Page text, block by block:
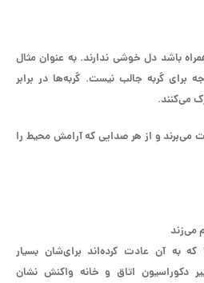
باشد دل خوشی ندارند. به عنوان مثال
برای گربه جالب نیست. گربه‌ها در برابر
می‌کنند.
می‌برند و از هر صدایی که آرامش محیط را
می‌زند
که به آن عادت کرده‌اند برای‌شان بسیار
دکوراسیون اتاق و خانه واکنش نشان